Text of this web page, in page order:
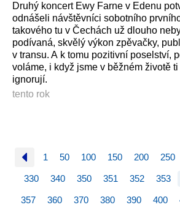
Druhý koncert Ewy Farne v Edenu
odnášeli návštěvníci sobotního
takového tu v Čechách už dlouho
podívaná, skvělý výkon zpěvačky,
v transu. A k tomu pozitivní poselství,
voláme, i když jsme v běžném životě
ignorují.
tento rok
1 50 100 150 200 250
330 340 350 351 352 353
357 360 370 380 390 400